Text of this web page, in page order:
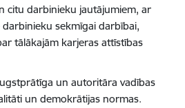
citu darbinieku jautājumiem, ar
sekmīgai darbībai,
tālākajām karjeras attīstības
un autoritāra vadības
un demokrātijas normas.